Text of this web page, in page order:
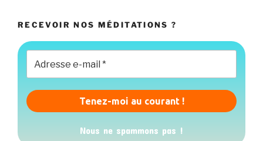
RECEVOIR NOS MÉDITATIONS ?
Nous ne spammons pas !